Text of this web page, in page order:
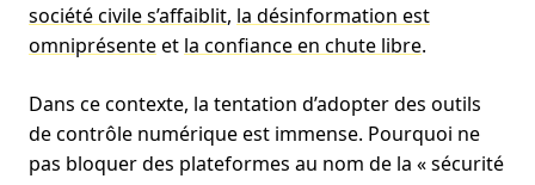
société civile s’affaiblit, la désinformation est
omniprésenteet la confiance en chute libre.
Dans ce contexte, la tentation d’adopter des outils
de contrôle numérique est immense. Pourquoi ne
pas bloquer des plateformes au nom de la « sécurité